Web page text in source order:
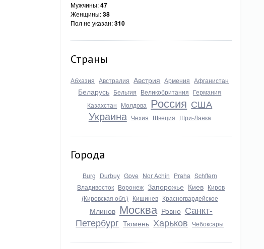
Мужчины:47
Женщины:38
Пол не указан:310
Страны
Абхазия Австралия Австрия Армения Афганистан
Беларусь Бельгия Великобритания Германия
Казахстан Молдова Россия США
Украина Чехия Швеция Шри-Ланка
Города
Burg Durbuy Gove Nor Achin Praha Schffern
Владивосток Воронеж Запорожье Киев Киров
(Кировская обл.) Кишинев Красногвардейское
Млинов Москва Ровно Санкт-
Петербург Тюмень Харьков Чебоксары